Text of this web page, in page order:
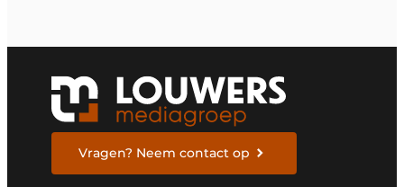
Vragen? Neem contact op